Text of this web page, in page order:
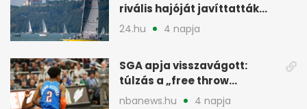
rivális hajóját javíttatták
meg
24.hu 4 napja
SGA apja visszavágott:
túlzás a „free throw
merchant” címke?
nbanews.hu 4 napja